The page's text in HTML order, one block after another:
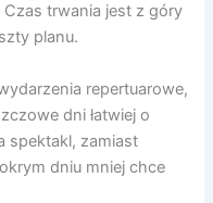
Czas trwania jest z góry
planu.
repertuarowe,
dni łatwiej o
spektakl, zamiast
dniu mniej chce